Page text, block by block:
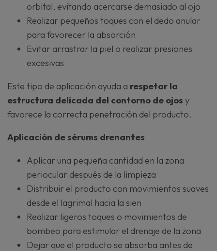
orbital, evitando acercarse demasiado al ojo
Realizar pequeños toques con el dedo anular
para favorecer la absorción
Evitar arrastrar la piel o realizar presiones
excesivas
Este tipo de aplicación ayuda a respetar la
estructura delicada del contorno de ojos y
favorece la correcta penetración del producto.
Aplicación de sérums drenantes
Aplicar una pequeña cantidad en la zona
periocular después de la limpieza
Distribuir el producto con movimientos suaves
desde el lagrimal hacia la sien
Realizar ligeros toques o movimientos de
bombeo para estimular el drenaje de la zona
Dejar que el producto se absorba antes de